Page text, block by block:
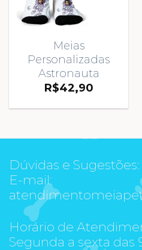
Meias
Personalizadas
Astronauta
R$42,90
Dúvidas e Sugestões:
E-mail:
Horário de
Segunda a sexta das